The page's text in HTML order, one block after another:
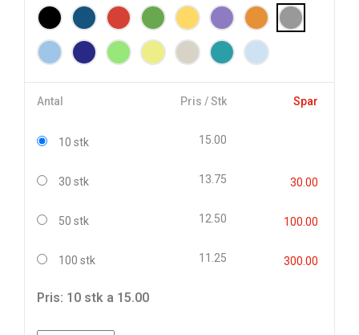
Antal Pris / Stk Spar
10 stk 15.00
30 stk 13.75 30.00
50 stk 12.50 100.00
100 stk 11.25 300.00
Pris: 10 stk a 15.00